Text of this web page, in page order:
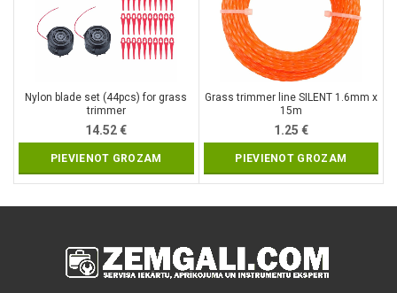
Nylon blade set (44pcs) for grass
trimmer
14.52€
PIEVIENOT GROZAM
Grass trimmer line SILENT 1.6mm x
15m
1.25 €
PIEVIENOT GROZAM